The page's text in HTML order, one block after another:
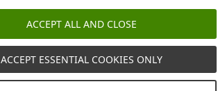
ACCEPT ALL AND CLOSE
ACCEPT ESSENTIAL COOKIES ONLY